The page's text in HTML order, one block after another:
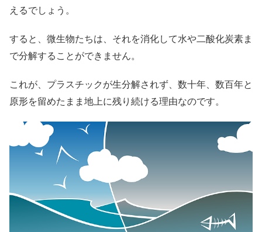
えるでしょう。
すると、微生物たちは、それを消化して水や二酸化炭素ま
で分解することができません。
これが、プラスチックが生分解されず、数十年、数百年と
原形を留めたまま地上に残り続ける理由なのです。